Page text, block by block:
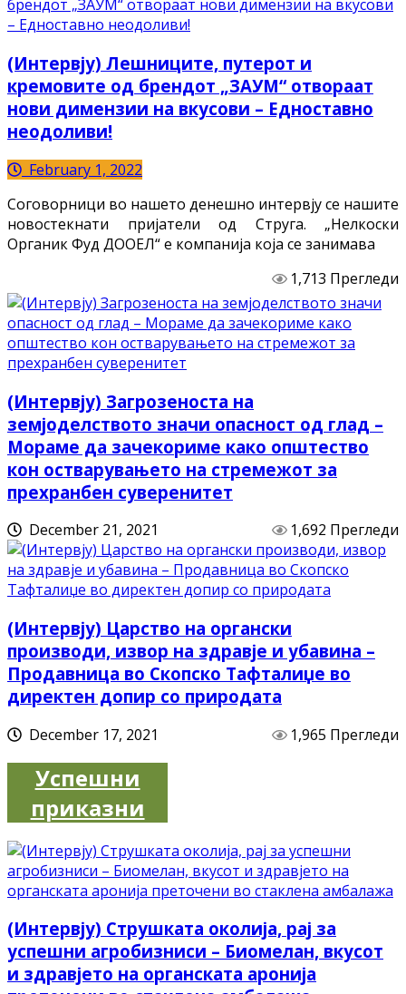
(Интервју) Лешниците, путерот и
кремовите од брендот „ЗАУМ“ отвораат
нови димензии на вкусови – Едноставно
неодоливи!
February 1, 2022
Соговорници во нашето денешно интервју се нашите
новостекнати пријатели од Струга. „Нелкоски
Органик Фуд ДООЕЛ“ е компанија која се занимава
1,713 Прегледи
(Интервју) Загрозеноста на
земјоделството значи опасност од глад –
Мораме да зачекориме како општество
кон остварувањето на стремежот за
прехранбен суверенитет
December 21, 2021 1,692 Прегледи
(Интервју) Царство на органски
производи, извор на здравје и убавина –
Продавница во Скопско Тафталиџе во
директен допир со природата
December 17, 2021 1,965 Прегледи
Успешни
приказни
(Интервју) Струшката околија, рај за
успешни агробизниси – Биомелан, вкусот
и здравјето на органската аронија